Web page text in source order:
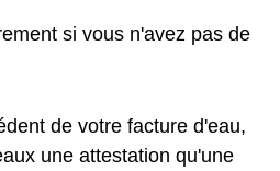
si vous n'avez pas de
de votre facture d'eau,
une attestation qu'une